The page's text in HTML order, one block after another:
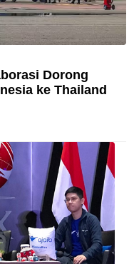
Dorong
ke Thailand